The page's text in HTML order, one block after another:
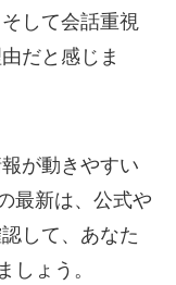
して会話重視
だと感じま
が動きやすい
最新は、公式や
して、あなた
しょう。